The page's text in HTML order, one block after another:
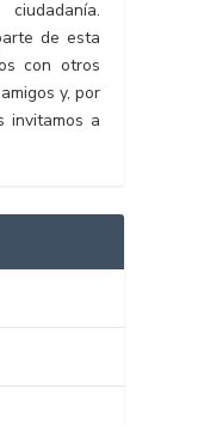
de esta
con otros
y, por
invitamos a